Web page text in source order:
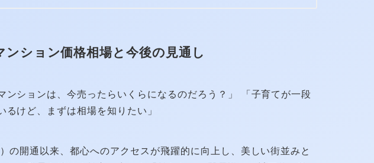
ション価格相場と今後の見通し
ンションは、今売ったらいくらになるのだろう？」 「子育てが一段
けど、まずは相場を知りたい」
の開通以来、都心へのアクセスが飛躍的に向上し、美しい街並みと